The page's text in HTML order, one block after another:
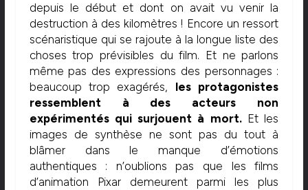
depuis le début et dont on avait vu venir la
destruction à des kilomètres ! Encore un ressort
scénaristique qui se rajoute à la longue liste des
choses trop prévisibles du film. Et ne parlons
même pas des expressions des personnages :
beaucoup trop exagérés, les protagonistes
ressemblent à des acteurs non
expérimentés qui surjouent à mort.Et les
images de synthèse ne sont pas du tout à
blâmer dans le manque d’émotions
authentiques : n’oublions pas que les films
d’animation Pixar demeurent parmi les plus